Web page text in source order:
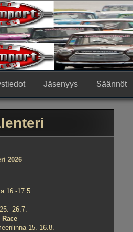
Jäsenyys Säännöt
2026
16.-17.5.
15.-16.8.